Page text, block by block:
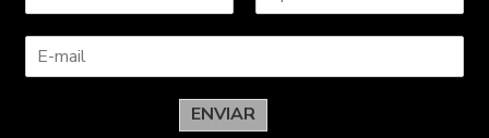
o
b
p
l
d
ENVIAR